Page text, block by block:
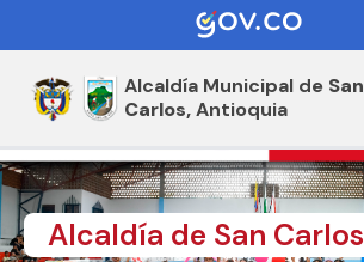
Alcaldía Municipal de San
Carlos,Antioquia
Alcaldía de San Carlos